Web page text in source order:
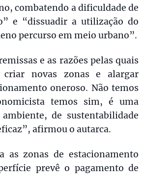
combatendo a dificuldade de
e “dissuadir a utilização do
percurso em meio urbano”.
e as razões pelas quais
criar novas zonas e alargar
oneroso. Não temos
temos sim, é uma
de sustentabilidade
afirmou o autarca.
as zonas de estacionamento
prevê o pagamento de